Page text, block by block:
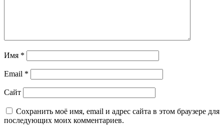
Имя *
Email *
Сайт
Сохранить моё имя, email и адрес сайта в этом браузере для
последующих моих комментариев.